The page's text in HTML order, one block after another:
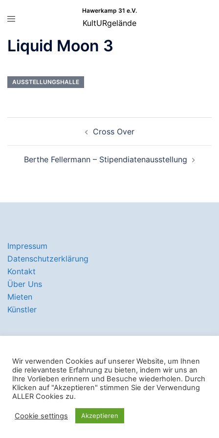
InhaltMenü
Hawerkamp 31 e.V.
KultURgelände
Liquid Moon 3
AUSSTELLUNGSHALLE
Cross Over
Berthe Fellermann – Stipendiatenausstellung
Impressum
Datenschutzerklärung
Kontakt
Über Uns
Mieten
Künstler
© 2026 Hawerkamp 31 e.V.. Stolz präsentiert von
Sydney
Wir verwenden Cookies auf unserer Website, um Ihnen
die relevanteste Erfahrung zu bieten, indem wir uns an
Ihre Vorlieben erinnern und Besuche wiederholen. Durch
Klicken auf "Akzeptieren" stimmen Sie der Verwendung
ALLER Cookies zu.
Cookie settings Akzeptieren